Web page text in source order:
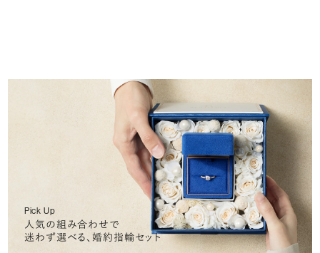
Pick Up
人気の組み合わせで
迷わず選べる、婚約指輪セット